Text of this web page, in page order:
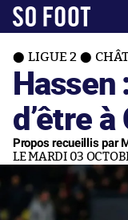
LIGUE 2
Hassen
d’être
Propos recueillis par
LE MARDI 03